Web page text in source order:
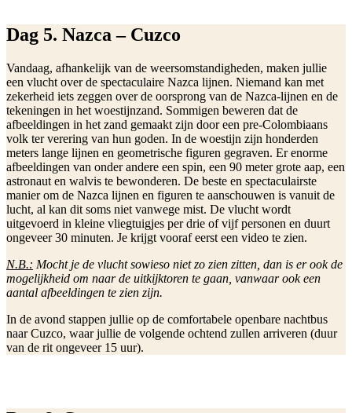
Dag 5. Nazca – Cuzco
Vandaag, afhankelijk van de weersomstandigheden, maken jullie
een vlucht over de spectaculaire Nazca lijnen. Niemand kan met
zekerheid iets zeggen over de oorsprong van de Nazca-lijnen en de
tekeningen in het woestijnzand. Sommigen beweren dat de
afbeeldingen in het zand gemaakt zijn door een pre-Colombiaans
volk ter verering van hun goden. In de woestijn zijn honderden
meters lange lijnen en geometrische figuren gegraven. Er enorme
afbeeldingen van onder andere een spin, een 90 meter grote aap, een
astronaut en walvis te bewonderen. De beste en spectaculairste
manier om de Nazca lijnen en figuren te aanschouwen is vanuit de
lucht, al kan dit soms niet vanwege mist. De vlucht wordt
uitgevoerd in kleine vliegtuigjes per drie of vijf personen en duurt
ongeveer 30 minuten. Je krijgt vooraf eerst een video te zien.
N.B.: Mocht je de vlucht sowieso niet zo zien zitten, dan is er ook de
mogelijkheid om naar de uitkijktoren te gaan, vanwaar ook een
aantal afbeeldingen te zien zijn.
In de avond stappen jullie op de comfortabele openbare nachtbus
naar Cuzco, waar jullie de volgende ochtend zullen arriveren (duur
van de rit ongeveer 15 uur).